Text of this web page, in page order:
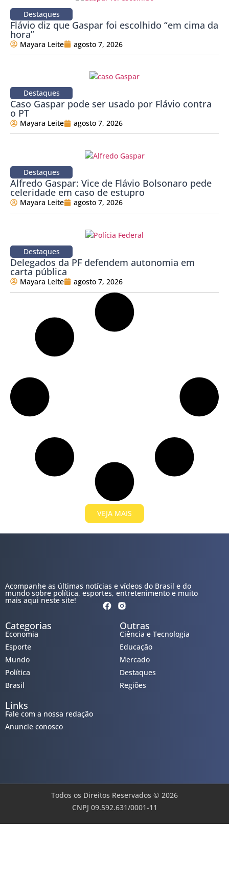
Destaques
Flávio diz que Gaspar foi escolhido “em cima da
hora”
Mayara Leite agosto 7, 2026
Destaques
Caso Gaspar pode ser usado por Flávio contra
o PT
Mayara Leite agosto 7, 2026
Destaques
Alfredo Gaspar: Vice de Flávio Bolsonaro pede
celeridade em caso de estupro
Mayara Leite agosto 7, 2026
Destaques
Delegados da PF defendem autonomia em
carta pública
Mayara Leite agosto 7, 2026
VEJA MAIS
Acompanhe as últimas notícias e vídeos do Brasil e do
mundo sobre política, esportes, entretenimento e muito
mais aqui neste site!
Categorias
Economia
Esporte
Mundo
Política
Brasil
Outras
Ciência e Tecnologia
Educação
Mercado
Destaques
Regiões
Links
Fale com a nossa redação
Anuncie conosco
Todos os Direitos Reservados © 2026
CNPJ 09.592.631/0001-11